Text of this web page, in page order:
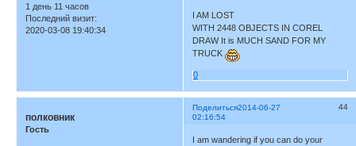
1 день 11 часов
Последний визит:
2020-03-08 19:40:34
I AM LOST
WITH 2448 OBJECTS IN COREL
DRAW It is MUCH SAND FOR MY
TRUCK
0
Поделиться 44
2014-06-27
02:16:54
полковник
Гость
I am wandering if you can do your